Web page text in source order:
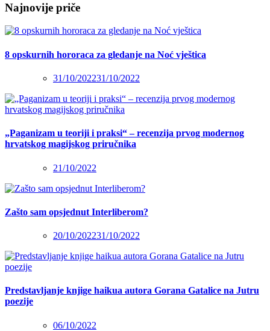
Najnovije priče
8 opskurnih hororaca za gledanje na Noć vještica
31/10/202231/10/2022
„Paganizam u teoriji i praksi“ – recenzija prvog modernog
hrvatskog magijskog priručnika
21/10/2022
Zašto sam opsjednut Interliberom?
20/10/202231/10/2022
Predstavljanje knjige haikua autora Gorana Gatalice na Jutru
poezije
06/10/2022